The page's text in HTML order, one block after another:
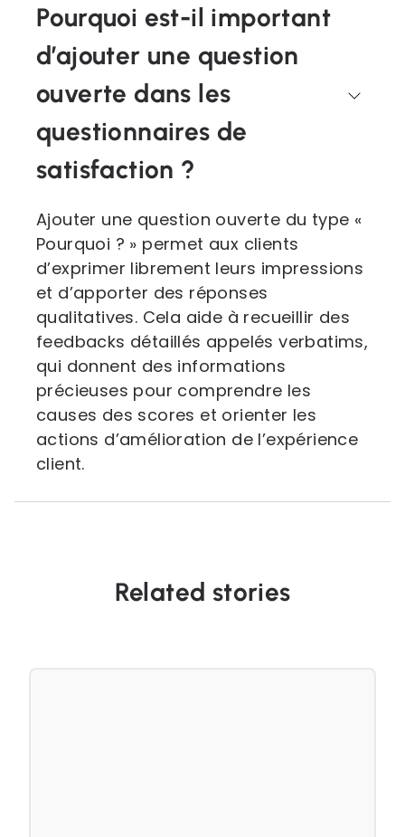
Pourquoi est-il important
d’ajouter une question
ouverte dans les
questionnaires de
satisfaction ?
Ajouter une question ouverte du type «
Pourquoi ? » permet aux clients
d’exprimer librement leurs impressions
et d’apporter des réponses
qualitatives. Cela aide à recueillir des
feedbacks détaillés appelés verbatims,
qui donnent des informations
précieuses pour comprendre les
causes des scores et orienter les
actions d’amélioration de l’expérience
client.
Related stories